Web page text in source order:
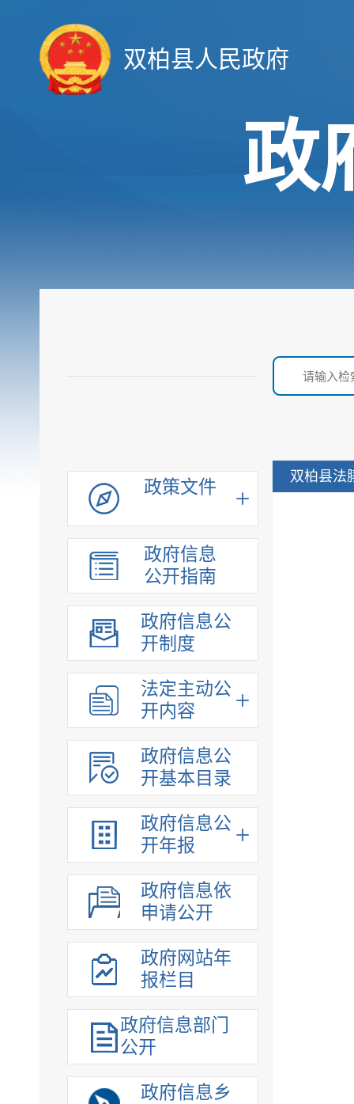
双柏县人民政府
政
政策文件
政府信息
公开指南
政府信息公
开制度
法定主动公
开内容
政府信息公
开基本目录
政府信息公
开年报
政府信息依
申请公开
政府网站年
报栏目
政府信息部门
公开
政府信息乡
双柏县法